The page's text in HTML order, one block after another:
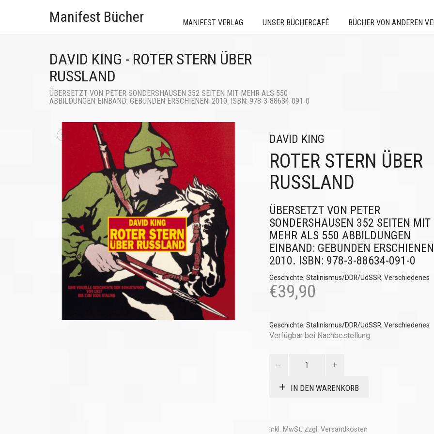
Manifest Bücher MANIFEST VERLAG UNSER BÜCHERCAFÉ BÜCHER VON ANDEREN
DAVID KING - ROTER STERN ÜBER
RUSSLAND
ÜBERSETZT VON PETER SONDERSHAUSEN 352 SEITEN MIT MEHR ALS 550
ABBILDUNGEN EINBAND: GEBUNDEN ERSCHIENEN: 2010. ISBN: 978-3-88634-091-0
+ DAVID KING
ROTER STERN ÜBER
RUSSLAND
ÜBERSETZT VON PETER
SONDERSHAUSEN 352 SEITEN MIT
MEHR ALS 550 ABBILDUNGEN
EINBAND: GEBUNDEN
2010. ISBN: 978-3-88634-091-0
Geschichte, Stalinismus/DDR/UdSSR, Verschiedenes
€39,90
Geschichte, Stalinismus/DDR/UdSSR, Verschiedenes
Verfügbar bei Nachbestellung
RusslandIN DEN WARENKORB
inkl. MwSt. zzgl. Versandkosten